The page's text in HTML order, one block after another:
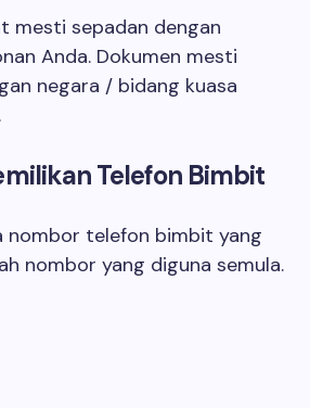
mesti sepadan dengan
Anda. Dokumen mesti
negara / bidang kuasa
Telefon Bimbit
nombor telefon bimbit yang
nombor yang diguna semula.